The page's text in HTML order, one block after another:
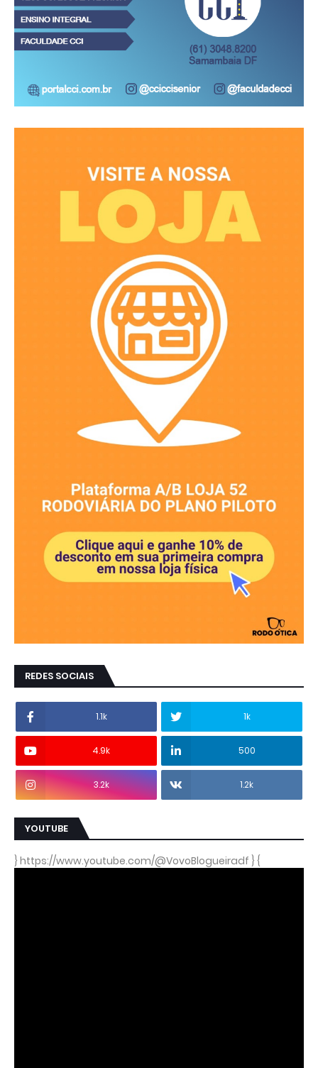
REDES SOCIAIS
1.1k 1k
4.9k 500
3.2k 1.2k
YOUTUBE
} https://www.youtube.com/@VovoBlogueiradf } {